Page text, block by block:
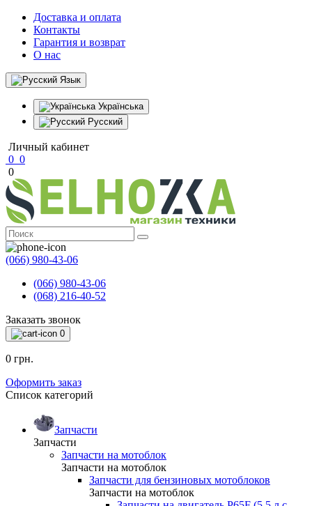
Доставка и оплата
Контакты
Гарантия и возврат
О нас
Язык
Українська
Русский
Личный кабинет
0 0
0
(066) 980-43-06
(066) 980-43-06
(068) 216-40-52
Заказать звонок
0
0 грн.
Оформить заказ
Список категорий
Запчасти
Запчасти
Запчасти на мотоблок
Запчасти на мотоблок
Запчасти для бензиновых мотоблоков
Запчасти на мотоблок